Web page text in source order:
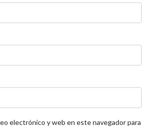
electrónico y web en este navegador para